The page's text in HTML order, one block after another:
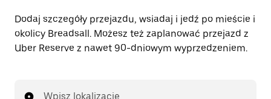
Dodaj szczegóły przejazdu, wsiadaj i jedź po mieście i
okolicy Breadsall. Możesz też zaplanować przejazd z
Uber Reserve z nawet 90-dniowym wyprzedzeniem.
Wpisz lokalizację